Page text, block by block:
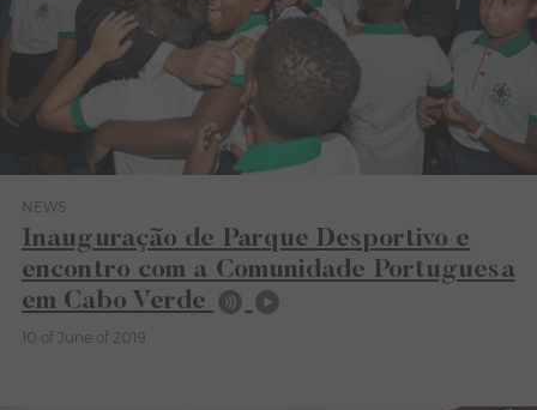
Category News
NEWS
Inauguração de Parque Desportivo e
encontro com a Comunidade Portuguesa
em Cabo Verde
10 of June of 2019